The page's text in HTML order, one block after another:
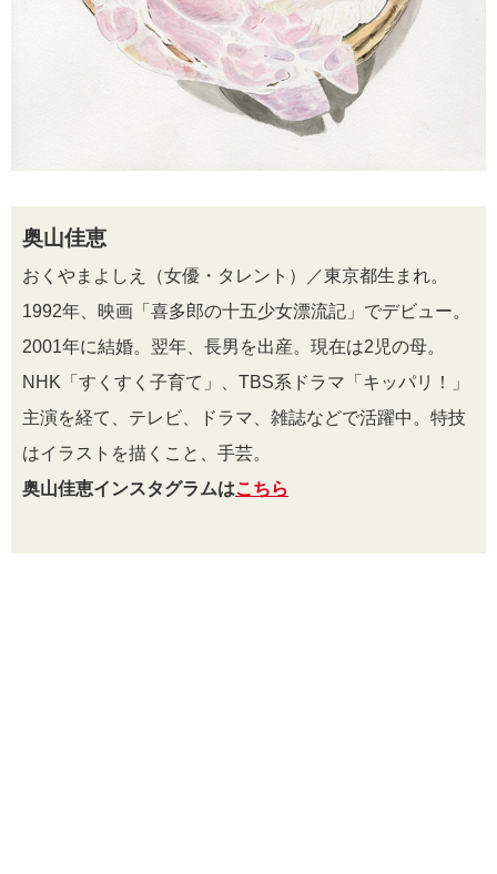
奥山佳恵
おくやまよしえ（女優・タレント）／東京都生まれ。
1992年、映画「喜多郎の十五少女漂流記」でデビュー。
2001年に結婚。翌年、長男を出産。現在は2児の母。
NHK「すくすく子育て」、TBS系ドラマ「キッパリ！」
主演を経て、テレビ、ドラマ、雑誌などで活躍中。特技
はイラストを描くこと、手芸。
奥山佳恵インスタグラムはこちら